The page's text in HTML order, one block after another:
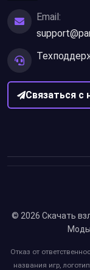
Email:
Связаться с
© 2026 Скачать
Отказ от
названия игр,